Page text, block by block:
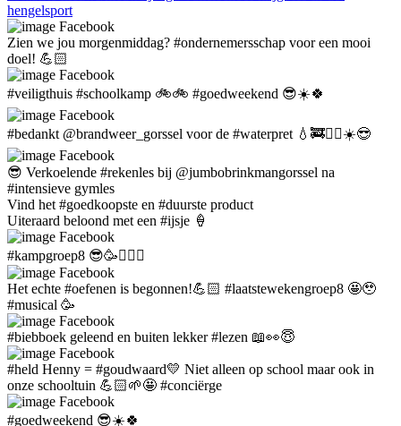
hengelsport
Facebook
Zien we jou morgenmiddag? #ondernemersschap voor een mooi
doel! 💪🏻
Facebook
#veiligthuis #schoolkamp 🚲🚲 #goedweekend 😎☀️🍀
Facebook
#bedankt @brandweer_gorssel voor de #waterpret 💧🚒🤸‍♂️☀️😎
Facebook
😎 Verkoelende #rekenles bij @jumbobrinkmangorssel na
#intensieve gymles
Vind het #goedkoopste en #duurste product
Uiteraard beloond met een #ijsje 🍦
Facebook
#kampgroep8 😎🥳🙋🏼‍♀️
Facebook
Het echte #oefenen is begonnen!💪🏻 #laatstewekengroep8 🤩🥹
#musical 🥳
Facebook
#biebboek geleend en buiten lekker #lezen 📖👀😇
Facebook
#held Henny = #goudwaard💛 Niet alleen op school maar ook in
onze schooltuin 💪🏻🌱🤩 #conciërge
Facebook
#goedweekend 😎☀️🍀